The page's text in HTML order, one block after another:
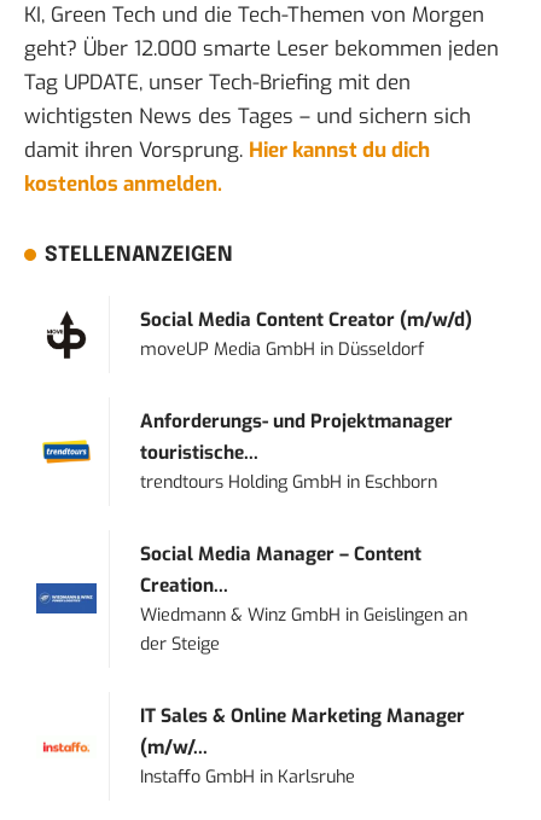
KI, Green Tech und die Tech-Themen von Morgen
geht? Über 12.000 smarte Leser bekommen jeden
Tag UPDATE, unser Tech-Briefing mit den
wichtigsten News des Tages – und sichern sich
damit ihren Vorsprung. Hier kannst du dich
kostenlos anmelden.
STELLENANZEIGEN
Social Media Content Creator (m/w/d)
moveUP Media GmbH in Düsseldorf
Anforderungs- und Projektmanager
touristische...
trendtours Holding GmbH in Eschborn
Social Media Manager – Content
Creation...
Wiedmann & Winz GmbH inGeislingen an
der Steige
IT Sales & Online Marketing Manager
(m/w/...
Instaffo GmbH in Karlsruhe